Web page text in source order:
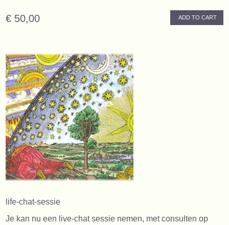
€ 50,00 ADD TO CART
life-chat-sessie
Je kan nu een live-chat sessie nemen, met consulten op